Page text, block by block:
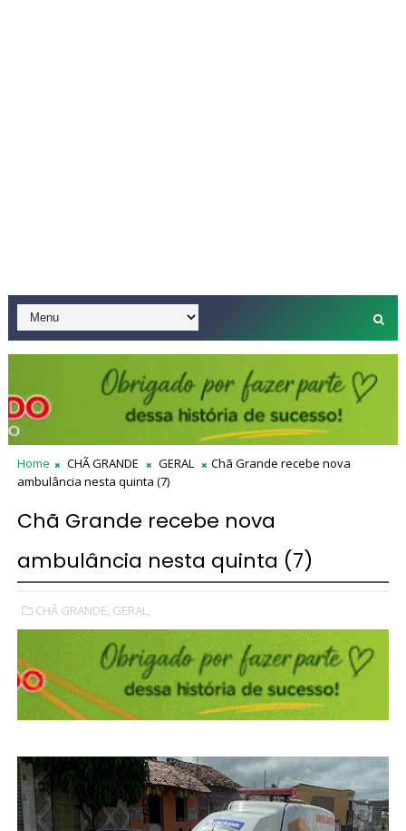
Home CHÃ GRANDE GERAL
Chã Grande recebe nova
ambulância nesta quinta (7)
Chã Grande recebe nova
ambulância nesta quinta (7)
CHÃ GRANDE, GERAL,